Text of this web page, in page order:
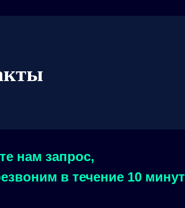
нам запрос,
в течение 10 минут